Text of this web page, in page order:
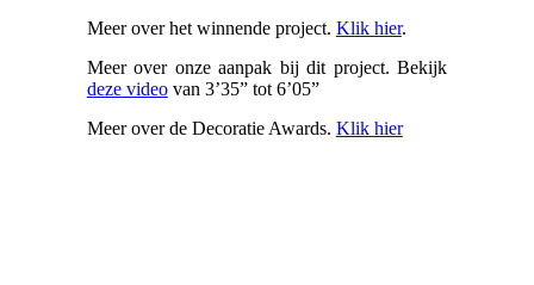
Meer over het winnende project. Klik hier.
Meer over onze aanpak bij dit project. Bekijk
deze videovan 3’35” tot 6’05”
Meer over de Decoratie Awards. Klik hier